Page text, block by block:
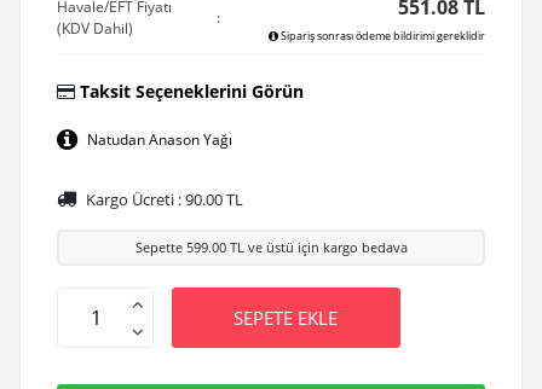
Havale/EFT Fiyatı
(KDV Dahil)
: 551.08 TL
Sipariş sonrası ödeme bildirimi gereklidir
Taksit Seçeneklerini Görün
Natudan Anason Yağı
Kargo Ücreti :90.00TL
Sepette 599.00TL ve üstü için kargo bedava
SEPETE EKLE